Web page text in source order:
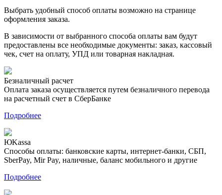
Выбрать удобный способ оплаты возможно на странице
оформления заказа.
В зависимости от выбранного способа оплаты вам будут
предоставлены все необходимые документы: заказ, кассовый
чек, счет на оплату, УПД или товарная накладная.
Безналичный расчет
Оплата заказа осуществляется путем безналичного перевода
на расчетный счет в СберБанке
Подробнее
ЮKassa
Способы оплаты: банковские карты, интернет-банки, СБП,
SberPay, Mir Pay, наличные, баланс мобильного и другие
Подробнее